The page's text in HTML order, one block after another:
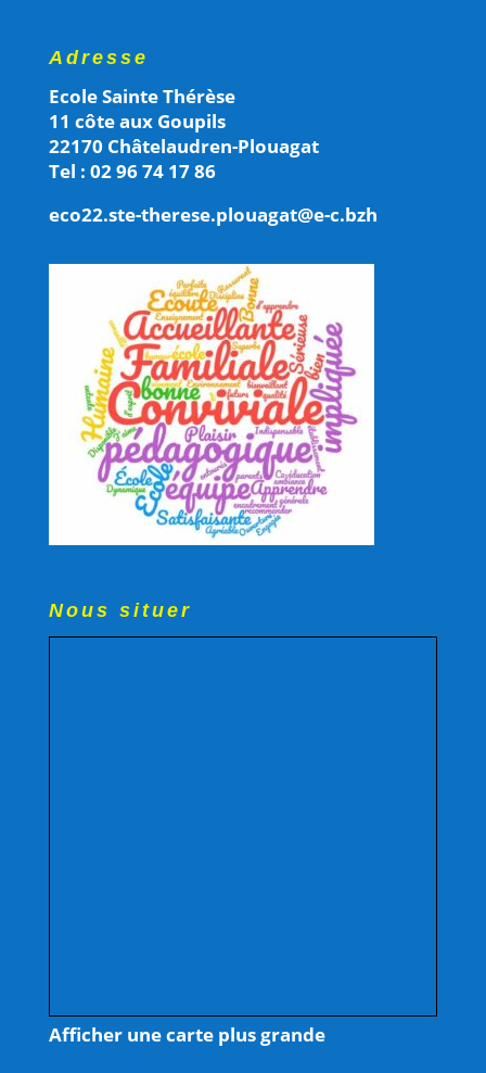
Adresse
Ecole Sainte Thérèse
11 côte aux Goupils
22170 Châtelaudren-Plouagat
Tel : 02 96 74 17 86
eco22.ste-therese.plouagat@e-c.bzh
Nous situer
Afficher une carte plus grande